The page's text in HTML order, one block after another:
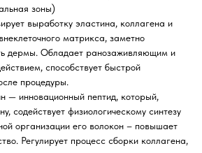
зоны)
выработку эластина, коллагена и
матрикса, заметно
дермы. Обладает ранозаживляющим и
способствует быстрой
процедуры.
— инновационный пептид, который,
содействует физиологическому синтезу
организации его волокон – повышает
Регулирует процесс сборки коллагена,